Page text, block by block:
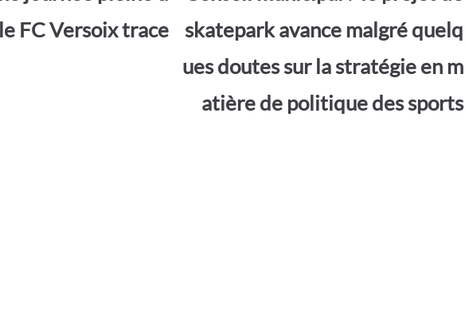
e
er
FC Versoix trace
skatepark avance malgré quelq
ues doutes sur la stratégie en m
atière de politique des sports